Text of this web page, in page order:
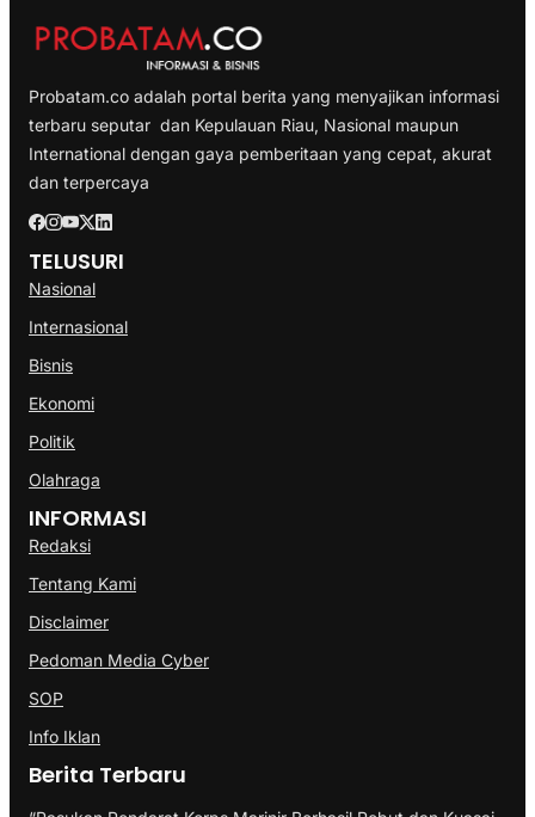
Probatam.co adalah portal berita yang menyajikan informasi
terbaru seputar dan Kepulauan Riau, Nasional maupun
International dengan gaya pemberitaan yang cepat, akurat
dan terpercaya
TELUSURI
Nasional
Internasional
Bisnis
Ekonomi
Politik
Olahraga
INFORMASI
Redaksi
Tentang Kami
Disclaimer
Pedoman Media Cyber
SOP
Info Iklan
Berita Terbaru